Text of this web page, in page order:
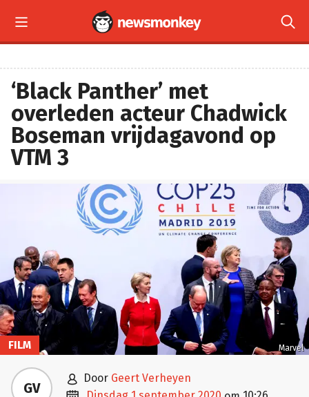
 
‘Black Panther’ met
overleden acteur Chadwick
Boseman vrijdagavond op
VTM 3
Marvel
FILM
GV  door Geert Verheyen